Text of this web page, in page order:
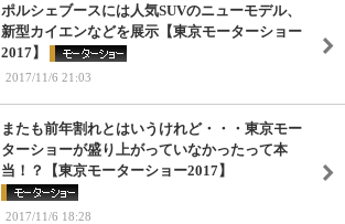
ポルシェブースには人気SUVのニューモデル、
新型カイエンなどを展示【東京モーターショー
2017】
2017/11/6 21:03
またも前年割れとはいうけれど・・・東京モー
ターショーが盛り上がっていなかったって本
当！？【東京モーターショー2017】
2017/11/6 18:28